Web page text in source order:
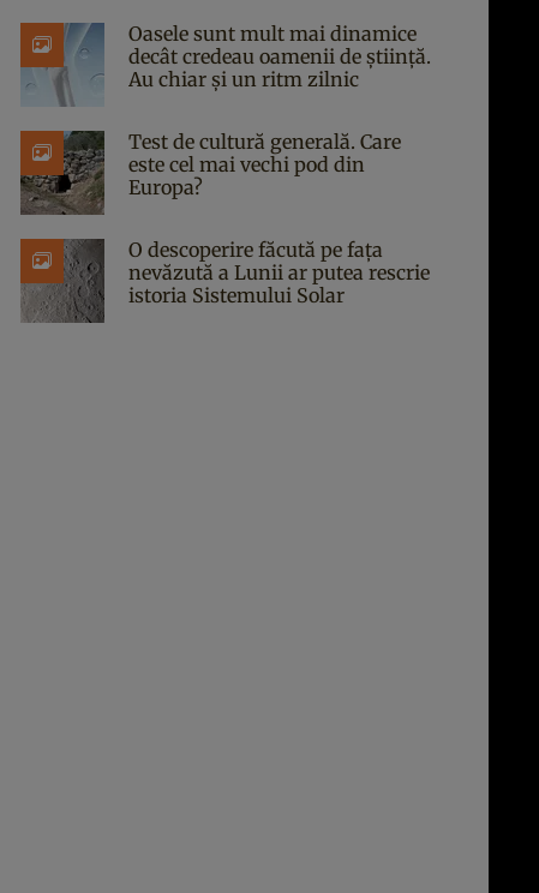
Oasele sunt mult mai dinamice
decât credeau oamenii de știință.
Au chiar și un ritm zilnic
Test de cultură generală. Care
este cel mai vechi pod din
Europa?
O descoperire făcută pe fața
nevăzută a Lunii ar putea rescrie
istoria Sistemului Solar